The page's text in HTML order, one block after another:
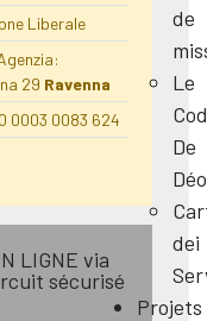
de
Le
De
dei
Projets
Liberale
29 Ravenna
0003 0083 624
LIGNE via
sécurisé